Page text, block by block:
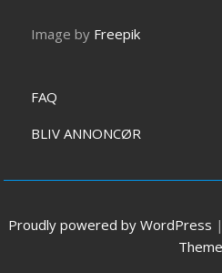
Image by Freepik
FAQ
BLIV ANNONCØR
Proudly powered by WordPress |